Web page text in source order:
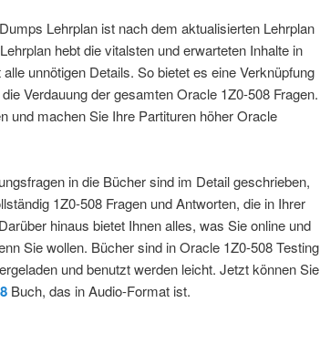
Lehrplan ist nach dem aktualisierten Lehrplan
hebt die vitalsten und erwarteten Inhalte in
unnötigen Details. So bietet es eine Verknüpfung
Verdauung der gesamten Oracle 1Z0-508 Fragen.
und machen Sie Ihre Partituren höher Oracle
in die Bücher sind im Detail geschrieben,
1Z0-508 Fragen und Antworten, die in Ihrer
hinaus bietet Ihnen alles, was Sie online und
Sie wollen. Bücher sind in Oracle 1Z0-508 Testing
und benutzt werden leicht. Jetzt können Sie
Buch, das in Audio-Format ist.